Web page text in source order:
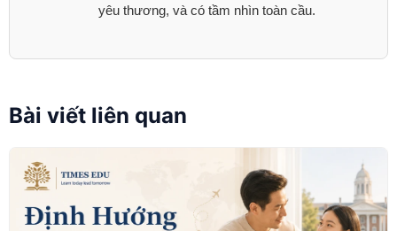
yêu thương, và có tầm nhìn toàn cầu.
Bài viết liên quan